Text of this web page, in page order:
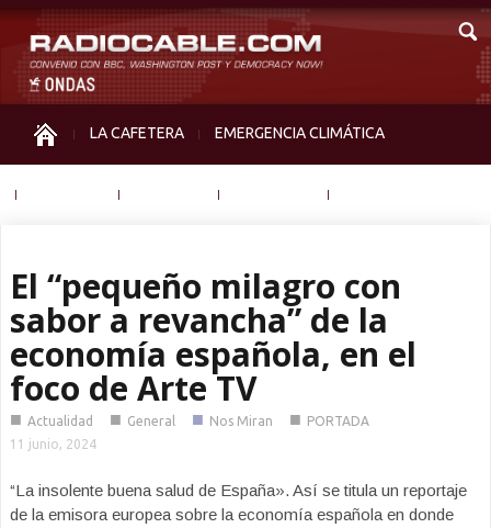
LA CAFETERA EMERGENCIA CLIMÁTICA
El “pequeño milagro con
sabor a revancha” de la
economía española, en el
foco de Arte TV
■ Actualidad ■ General ■ Nos Miran ■ PORTADA
11 junio, 2024
“La insolente buena salud de España». Así se titula un reportaje
de la emisora europea sobre la economía española en donde